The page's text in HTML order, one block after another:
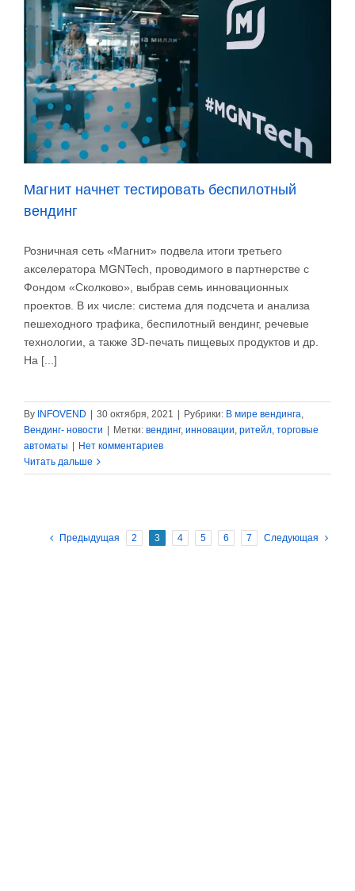
Магнит начнет тестировать беспилотный
вендинг
Розничная сеть «Магнит» подвела итоги третьего
акселератора MGNTech, проводимого в партнерстве с
Фондом «Сколково», выбрав семь инновационных
проектов. В их числе: система для подсчета и анализа
пешеходного трафика, беспилотный вендинг, речевые
технологии, а также 3D-печать пищевых продуктов и др.
На [...]
By INFOVEND | 30 октября, 2021 | Рубрики: В мире вендинга
Вендинг- новости | Метки: вендинг, инновации ритейл торговые
автоматы | Нет комментариев
Читать дальше
Предыдущая 2 3 4 5 6 7 Следующая